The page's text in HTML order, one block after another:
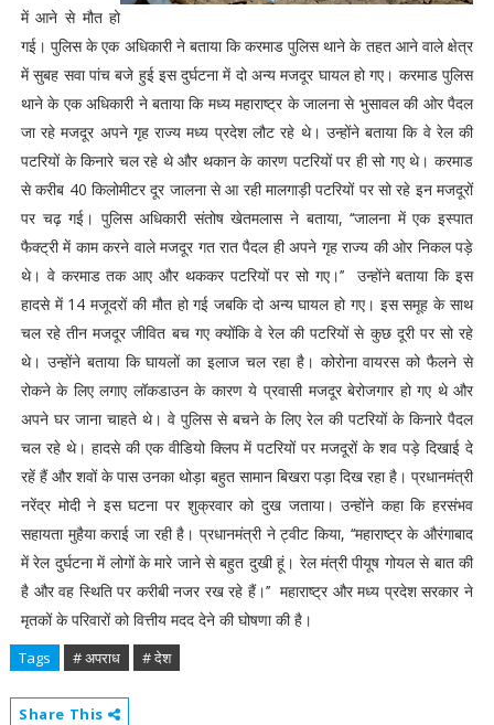
में आने से मौत हो
गई। पुलिस के एक अधिकारी ने बताया कि करमाड पुलिस थाने के तहत आने वाले क्षेत्र
में सुबह सवा पांच बजे हुई इस दुर्घटना में दो अन्य मजदूर घायल हो गए। करमाड पुलिस
थाने के एक अधिकारी ने बताया कि मध्य महाराष्ट्र के जालना से भुसावल की ओर पैदल
जा रहे मजदूर अपने गृह राज्य मध्य प्रदेश लौट रहे थे। उन्होंने बताया कि वे रेल की
पटरियों के किनारे चल रहे थे और थकान के कारण पटरियों पर ही सो गए थे। करमाड
से करीब 40 किलोमीटर दूर जालना से आ रही मालगाड़ी पटरियों पर सो रहे इन मजदूरों
पर चढ़ गई। पुलिस अधिकारी संतोष खेतमलास ने बताया, ‘‘जालना में एक इस्पात
फैक्ट्री में काम करने वाले मजदूर गत रात पैदल ही अपने गृह राज्य की ओर निकल पड़े
थे। वे करमाड तक आए और थककर पटरियों पर सो गए।’’ उन्होंने बताया कि इस
हादसे में 14 मजूदरों की मौत हो गई जबकि दो अन्य घायल हो गए। इस समूह के साथ
चल रहे तीन मजदूर जीवित बच गए क्योंकि वे रेल की पटरियों से कुछ दूरी पर सो रहे
थे। उन्होंने बताया कि घायलों का इलाज चल रहा है। कोरोना वायरस को फैलने से
रोकने के लिए लगाए लॉकडाउन के कारण ये प्रवासी मजदूर बेरोजगार हो गए थे और
अपने घर जाना चाहते थे। वे पुलिस से बचने के लिए रेल की पटरियों के किनारे पैदल
चल रहे थे। हादसे की एक वीडियो क्लिप में पटरियों पर मजदूरों के शव पड़े दिखाई दे
रहें हैं और शवों के पास उनका थोड़ा बहुत सामान बिखरा पड़ा दिख रहा है। प्रधानमंत्री
नरेंद्र मोदी ने इस घटना पर शुक्रवार को दुख जताया। उन्होंने कहा कि हरसंभव
सहायता मुहैया कराई जा रही है। प्रधानमंत्री ने ट्वीट किया, ‘‘महाराष्ट्र के औरंगाबाद
में रेल दुर्घटना में लोगों के मारे जाने से बहुत दुखी हूं। रेल मंत्री पीयूष गोयल से बात की
है और वह स्थिति पर करीबी नजर रख रहे हैं।’’ महाराष्ट्र और मध्य प्रदेश सरकार ने
मृतकों के परिवारों को वित्तीय मदद देने की घोषणा की है।
Tags # अपराध # देश
Share This